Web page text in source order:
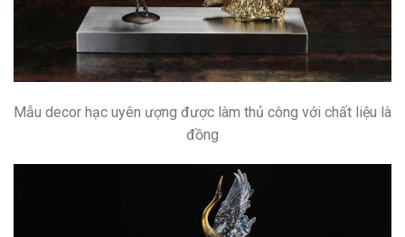
Mẫu decor hạc uyên ượng được làm thủ công với chất liệu là
đồng